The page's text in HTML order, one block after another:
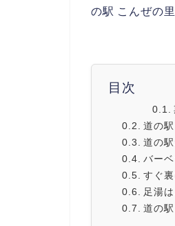
の駅 こんぜの
目次
道の
道の
バー
すぐ
足湯
道の